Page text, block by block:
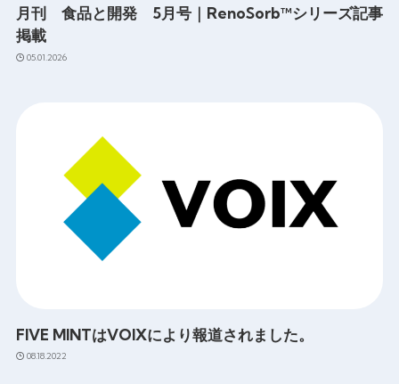
月刊 食品と開発 5月号｜RenoSorb™シリーズ記事
掲載
05.01.2026
FIVE MINTはVOIXにより報道されました。
08.18.2022